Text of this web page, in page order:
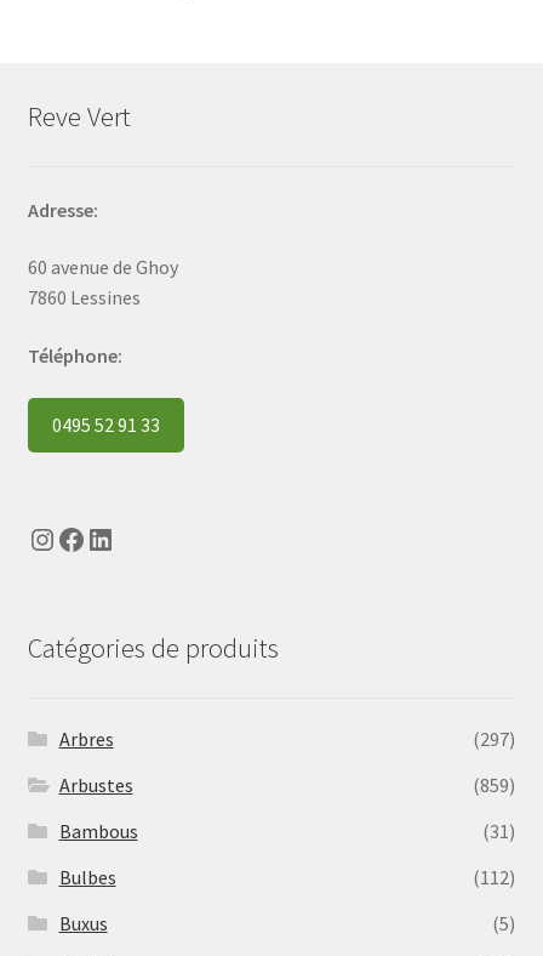
Reve Vert
Adresse:
60 avenue de Ghoy
7860 Lessines
Téléphone:
0495 52 91 33
Instagram
Facebook
LinkedIn
Catégories de produits
Arbres
(297)
Arbustes
(859)
Bambous
(31)
Bulbes
(112)
Buxus
(5)